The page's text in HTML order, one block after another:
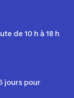
de 10 h à 18 h
jours pour